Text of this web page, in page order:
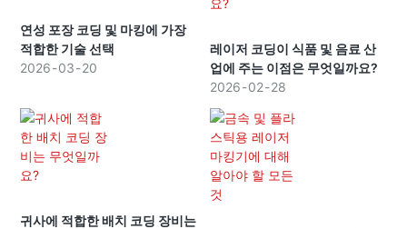
연성 포장 코딩 및 마킹에 가장
적합한 기술 선택
2026 03 20
레이저 코딩이 식품 및 음료 산
업에 주는 이점은 무엇일까요?
2026 02 28
귀사에 적합한 배치 코딩 장비는